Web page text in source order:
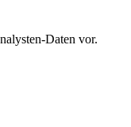
Daten vor.